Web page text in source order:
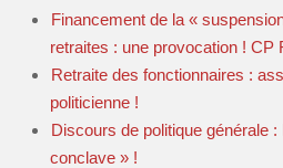
Financement de la «
retraites : une provocation ! CP
Retraite des fonctionnaires :
politicienne !
Discours de politique générale :
conclave » !